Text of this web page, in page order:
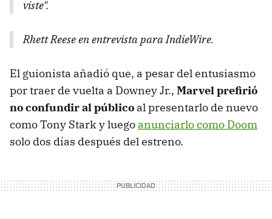
viste".
Rhett Reese en entrevista para IndieWire.
El guionista añadió que, a pesar del entusiasmo
por traer de vuelta a Downey Jr., Marvel prefirió
no confundir al público al presentarlo de nuevo
como Tony Stark y luego anunciarlo como Doom
solo dos días después del estreno.